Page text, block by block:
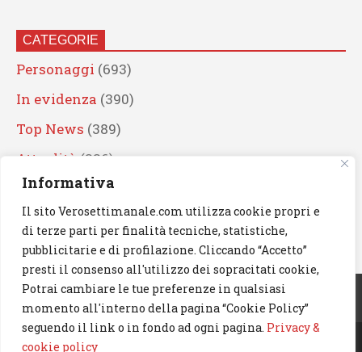
Informativa
Il sito Verosettimanale.com utilizza cookie propri e
di terze parti per finalità tecniche, statistiche,
pubblicitarie e di profilazione. Cliccando “Accetto”
presti il consenso all'utilizzo dei sopracitati cookie,
Potrai cambiare le tue preferenze in qualsiasi
momento all'interno della pagina “Cookie Policy”
seguendo il link o in fondo ad ogni pagina. Privacy &
cookie policy
CATEGORIE
Personaggi (693)
In evidenza (390)
Top News (389)
Attualità (336)
Eventi(331)
Artisti (241)
News(239)
Cerca